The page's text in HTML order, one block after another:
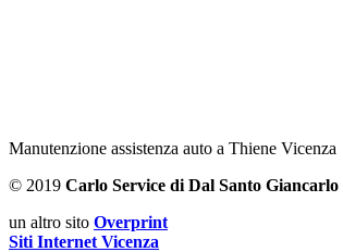
Manutenzione assistenza auto a Thiene Vicenza
© 2019 Carlo Service di Dal Santo Giancarlo
un altro sito Overprint
Siti Internet Vicenza